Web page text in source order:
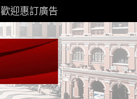
歡迎惠訂廣告